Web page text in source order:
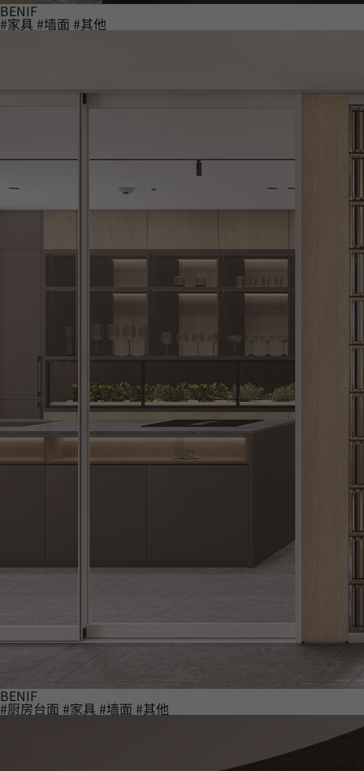
BENIF
#家具 #墙面 #其他
BENIF
#厨房台面 #家具 #墙面 #其他